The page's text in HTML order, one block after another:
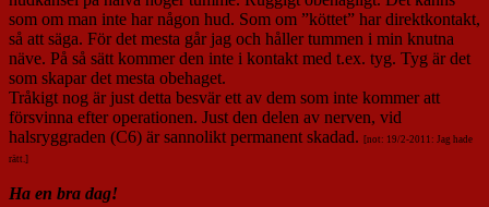
som om man inte har någon hud. Som om ”köttet” har direktkontakt,
så att säga. För det mesta går jag och håller tummen i min knutna
näve. På så sätt kommer den inte i kontakt med t.ex. tyg. Tyg är det
som skapar det mesta obehaget.
Tråkigt nog är just detta besvär ett av dem som inte kommer att
försvinna efter operationen. Just den delen av nerven, vid
halsryggraden (C6) är sannolikt permanent skadad. [not: 19/2-2011: Jag hade
rätt.]
Ha en bra dag!